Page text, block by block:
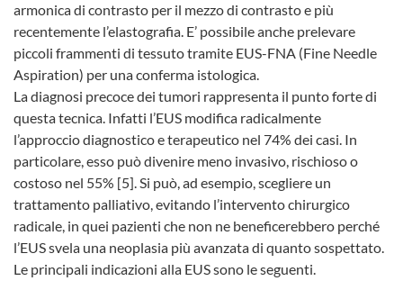
armonica di contrasto per il mezzo di contrasto e più
recentemente l’elastografia. E’ possibile anche prelevare
piccoli frammenti di tessuto tramite EUS-FNA (Fine Needle
Aspiration) per una conferma istologica.
La diagnosi precoce dei tumori rappresenta il punto forte di
questa tecnica. Infatti l’EUS modifica radicalmente
l’approccio diagnostico e terapeutico nel 74% dei casi. In
particolare, esso può divenire meno invasivo, rischioso o
costoso nel 55% [5]. Si può, ad esempio, scegliere un
trattamento palliativo, evitando l’intervento chirurgico
radicale, in quei pazienti che non ne beneficerebbero perché
l’EUS svela una neoplasia più avanzata di quanto sospettato.
Le principali indicazioni alla EUS sono le seguenti.